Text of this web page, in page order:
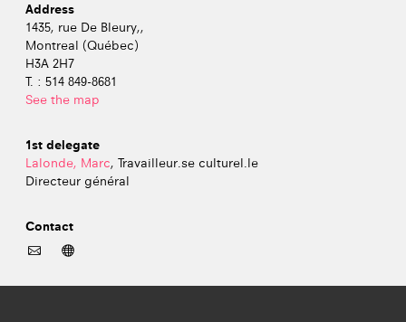
Address
1435, rue De Bleury,,
Montreal (Québec)
H3A 2H7
T. : 514 849-8681
See the map
1st delegate
Lalonde, Marc, Travailleur.se culturel.le
Directeur général
Contact